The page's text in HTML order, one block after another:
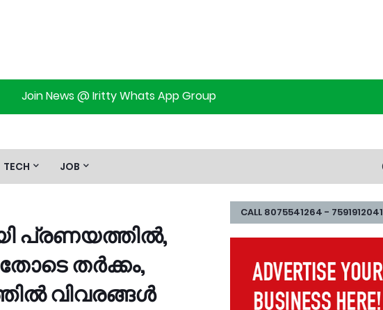
Join News @ Iritty Whats App Group
TECH JOB
പ്രണയത്തിൽ,
തര്‍ക്കം,
വിവരങ്ങൾ
CALL 8075541264 - 7591912041